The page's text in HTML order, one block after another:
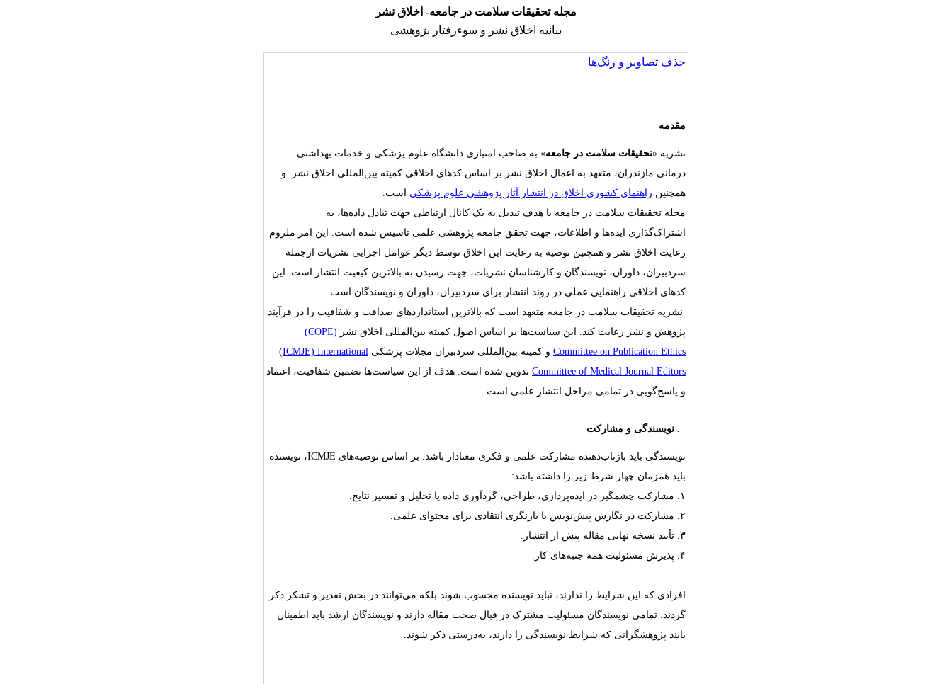
مجله تحقیقات سلامت در جامعه- اخلاق نشر
بیانیه اخلاق نشر و سوءرفتار پژوهشی
حذف تصاویر و رنگ‌ها
مقدمه
نشریه «تحقیقات سلامت در جامعه» به صاحب امتیازی دانشگاه علوم پزشکی و خدمات بهداشتی
درمانی مازندران، متعهد به اعمال اخلاق نشر بر اساس کدهای اخلاقی کمیته بین‌المللی اخلاق نشر
و
همچنین راهنمای کشوری اخلاق در انتشار آثار پژوهشی علوم پزشکی است.
مجله تحقیقات سلامت در جامعه با هدف تبدیل به یک کانال ارتباطی جهت تبادل داده‌ها، به
اشتراک‌گذاری ایده‌ها و اطلاعات، جهت تحقق جامعه پژوهشی علمی تاسیس شده است. این امر ملزوم
رعایت اخلاق نشر و همچنین توصیه به رعایت این اخلاق توسط دیگر عوامل اجرایی نشریات از‌جمله
سردبیران، داوران، نویسندگان و کارشناسان نشریات، جهت رسیدن به بالاترین کیفیت انتشار است. این
کدهای اخلاقی راهنمایی عملی در روند انتشار برای سردبیران، داوران و نویسندگان است.
نشریه تحقیقات سلامت در جامعه متعهد است که بالاترین استانداردهای صداقت و شفافیت را در فرآیند
پژوهش و نشر رعایت کند. این سیاست‌ها بر اساس اصول کمیته بین‌المللی اخلاق نشر (COPE)
Committee on Publication Ethics و کمیته بین‌المللی سردبیران مجلات پزشکی (ICMJE) International
Committee of Medical Journal Editors تدوین شده است. هدف از این سیاست‌ها تضمین شفافیت، اعتماد
و پاسخ‌گویی در تمامی مراحل انتشار علمی است.
نویسندگی و مشارکت
نویسندگی باید بازتاب‌دهنده مشارکت علمی و فکری معنادار باشد. بر اساس توصیه‌های ICMJE، نویسنده
باید همزمان چهار شرط زیر را داشته باشد:
۱.
مشارکت چشمگیر در ایده‌پردازی، طراحی، گردآوری داده یا تحلیل و تفسیر نتایج.
۲. مشارکت در نگارش پیش‌نویس یا بازنگری انتقادی برای محتوای علمی.
۳. تأیید نسخه نهایی مقاله پیش از انتشار.
۴. پذیرش مسئولیت همه جنبه‌های کار.
افرادی که این شرایط را ندارند، نباید نویسنده محسوب شوند بلکه می‌توانند در بخش تقدیر و تشکر ذکر
گردند. تمامی نویسندگان مسئولیت مشترک در قبال صحت مقاله دارند و نویسندگان ارشد باید اطمینان
یابند پژوهشگرانی که شرایط نویسندگی را دارند، به‌درستی ذکر شوند.